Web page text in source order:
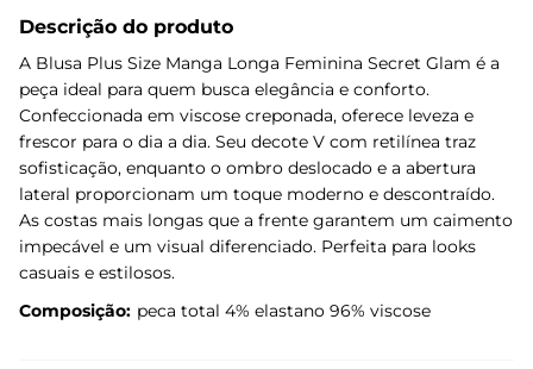
Descrição do produto
A Blusa Plus Size Manga Longa Feminina Secret Glam é a
peça ideal para quem busca elegância e conforto.
Confeccionada em viscose creponada, oferece leveza e
frescor para o dia a dia. Seu decote V com retilínea traz
sofisticação, enquanto o ombro deslocado e a abertura
lateral proporcionam um toque moderno e descontraído.
As costas mais longas que a frente garantem um caimento
impecável e um visual diferenciado. Perfeita para looks
casuais e estilosos.
Composição: peca total 4% elastano 96% viscose